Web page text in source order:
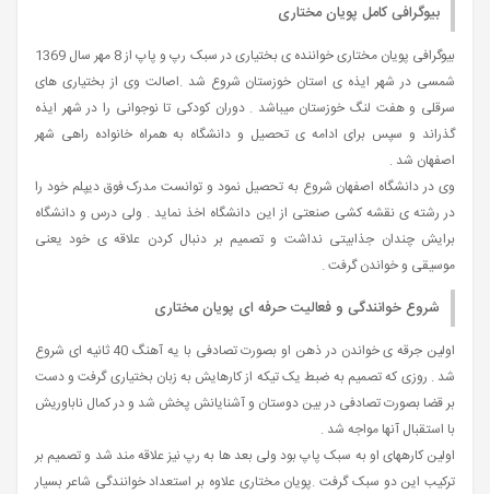
بیوگرافی کامل پویان مختاری
بیوگرافی پویان مختاری خواننده ی بختیاری در سبک رپ و پاپ از 8 مهر سال 1369
شمسی در شهر ایذه ی استان خوزستان شروع شد .اصالت وی از بختیاری های
سرقلی و هفت لنگ خوزستان میباشد . دوران کودکی تا نوجوانی را در شهر ایذه
گذراند و سپس برای ادامه ی تحصیل و دانشگاه به همراه خانواده راهی شهر
اصفهان شد .
وی در دانشگاه اصفهان شروع به تحصیل نمود و توانست مدرک فوق دیپلم خود را
در رشته ی نقشه کشی صنعتی از این دانشگاه اخذ نماید . ولی درس و دانشگاه
برایش چندان جذابیتی نداشت و تصمیم بر دنبال کردن علاقه ی خود یعنی
موسیقی و خواندن گرفت .
شروع خوانندگی و فعالیت حرفه ای پویان مختاری
اولین جرقه ی خواندن در ذهن او بصورت تصادفی با یه آهنگ 40 ثانیه ای شروع
شد . روزی که تصمیم به ضبط یک تیکه از کارهایش به زبان بختیاری گرفت و دست
بر قضا بصورت تصادفی در بین دوستان و آشنایانش پخش شد و در کمال ناباوریش
با استقبال آنها مواجه شد .
اولین کارههای او به سبک پاپ بود ولی بعد ها به رپ نیز علاقه مند شد و تصمیم بر
ترکیب این دو سبک گرفت .پویان مختاری علاوه بر استعداد خوانندگی شاعر بسیار